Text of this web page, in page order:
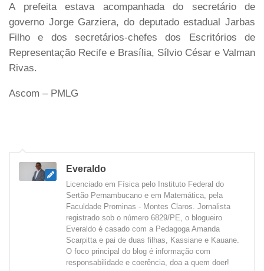
A prefeita estava acompanhada do secretário de
governo Jorge Garziera, do deputado estadual Jarbas
Filho e dos secretários-chefes dos Escritórios de
Representação Recife e Brasília, Sílvio César e Valman
Rivas.
Ascom – PMLG
Everaldo
Licenciado em Física pelo Instituto Federal do
Sertão Pernambucano e em Matemática, pela
Faculdade Prominas - Montes Claros. Jornalista
registrado sob o número 6829/PE, o blogueiro
Everaldo é casado com a Pedagoga Amanda
Scarpitta e pai de duas filhas, Kassiane e Kauane.
O foco principal do blog é informação com
responsabilidade e coerência, doa a quem doer!